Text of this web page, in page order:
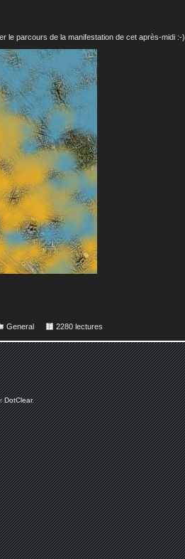
le parcours de la manifestation de cet après-midi :-)
General 2280 lectures
DotClear.